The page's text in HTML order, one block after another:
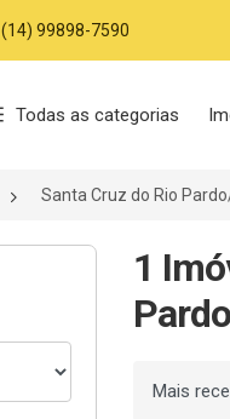
(14) 99898-7590
Todas as categorias
Santa Cruz do Rio
1
Ordenar